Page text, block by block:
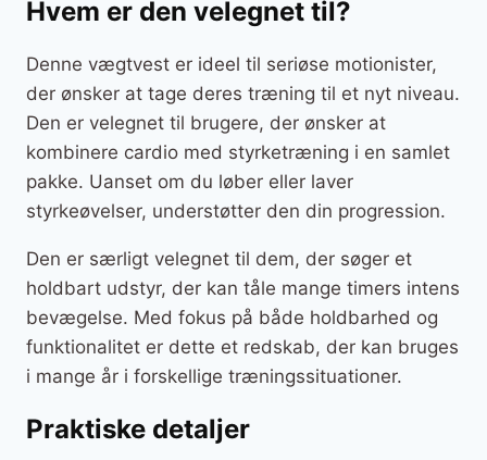
Hvem er den velegnet til?
Denne vægtvest er ideel til seriøse motionister,
der ønsker at tage deres træning til et nyt niveau.
Den er velegnet til brugere, der ønsker at
kombinere cardio med styrketræning i en samlet
pakke. Uanset om du løber eller laver
styrkeøvelser, understøtter den din progression.
Den er særligt velegnet til dem, der søger et
holdbart udstyr, der kan tåle mange timers intens
bevægelse. Med fokus på både holdbarhed og
funktionalitet er dette et redskab, der kan bruges
i mange år i forskellige træningssituationer.
Praktiske detaljer